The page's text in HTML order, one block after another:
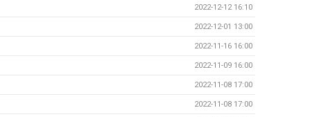
2022-12-12 16:10
2022-12-01 13:00
2022-11-16 16:00
2022-11-09 16:00
2022-11-08 17:00
2022-11-08 17:00